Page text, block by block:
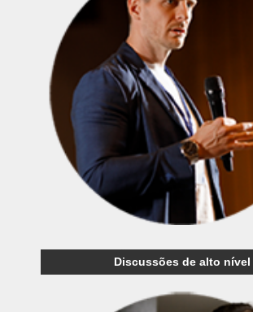
Discussões de alto nível